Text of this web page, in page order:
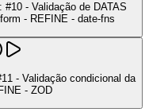
- Validação de DATAS
- REFINE - date-fns
- Validação condicional da
- ZOD